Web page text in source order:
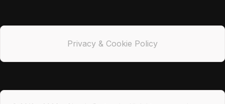
Privacy & Cookie Policy